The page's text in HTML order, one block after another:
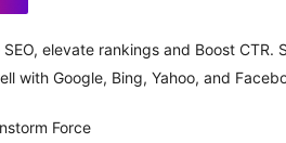
SEO, elevate rankings and Boost
with Google, Bing, Yahoo, and
Force